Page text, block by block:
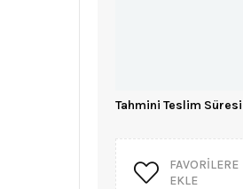
Tahmini Teslim Süresi
FAVORILERE
EKLE